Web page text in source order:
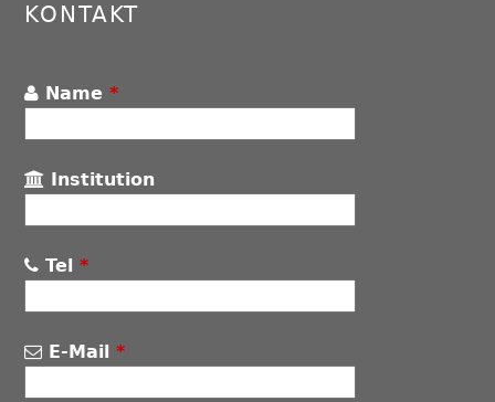
KONTAKT
Name*
Institution
Tel*
E-Mail*